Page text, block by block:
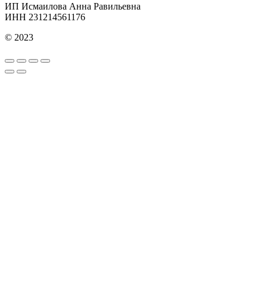
ИП Исмаилова Анна Равильевна
ИНН 231214561176
© 2023